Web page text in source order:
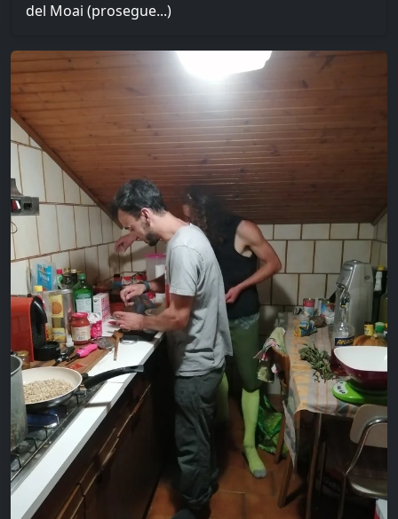
del Moai (prosegue...)